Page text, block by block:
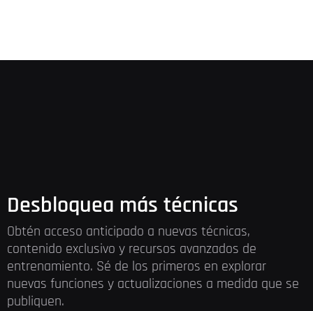
Desbloquea más técnicas
Obtén acceso anticipado a nuevas técnicas,
contenido exclusivo y recursos avanzados de
entrenamiento. Sé de los primeros en explorar
nuevas funciones y actualizaciones a medida que se
publiquen.